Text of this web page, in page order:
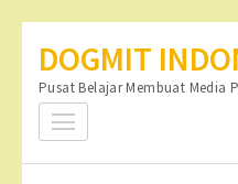
konten
(Tekan
DOGMIT
Pusat Belajar Membuat Media